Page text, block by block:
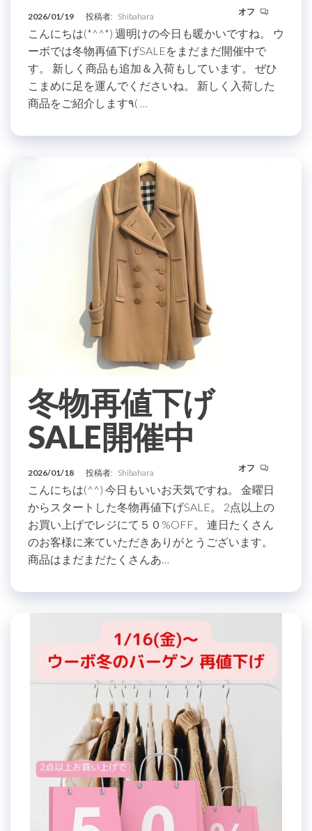
2026/01/19 投稿者: Shibahara オフ
こんにちは(*^^*) 週明けの今日も暖かいですね。 ウ
ーボでは冬物再値下げSALEをまだまだ開催中で
す。 新しく商品も追加＆入荷もしています。 ぜひ
こまめに足を運んでくださいね。 新しく入荷した
商品をご紹介します٩( …
冬物再値下げ
SALE開催中
2026/01/18 投稿者: Shibahara オフ
こんにちは(^^) 今日もいいお天気ですね。 金曜日
からスタートした冬物再値下げSALE。 2点以上の
お買い上げでレジにて５０%OFF。 連日たくさん
のお客様に来ていただきありがとうございます。
商品はまだまだたくさんあ…